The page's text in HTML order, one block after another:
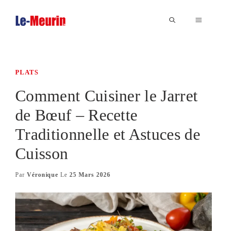
MENU
PLATS
Comment Cuisiner le Jarret
de Bœuf – Recette
Traditionnelle et Astuces de
Cuisson
Par Véronique Le25 Mars 2026